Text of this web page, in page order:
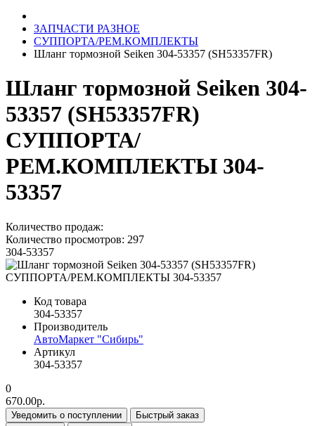
ЗАПЧАСТИ РАЗНОЕ
СУППОРТА/РЕМ.КОМПЛЕКТЫ
Шланг тормозной Seiken 304-53357 (SH53357FR)
Шланг тормозной Seiken 304-
53357 (SH53357FR)
СУППОРТА/
РЕМ.КОМПЛЕКТЫ 304-
53357
Количество продаж:
Количество просмотров: 297
304-53357
Код товара
304-53357
Производитель
АвтоМаркет "Сибирь"
Артикул
304-53357
0
670.00р.
Уведомить о поступлении
Быстрый заказ